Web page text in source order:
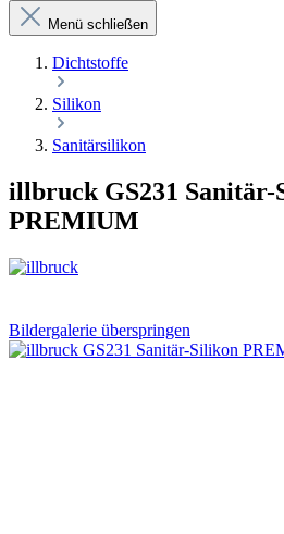
Menü schließen
Dichtstoffe
Silikon
Sanitärsilikon
illbruck GS231 Sanitär-
PREMIUM
Bildergalerie überspringen